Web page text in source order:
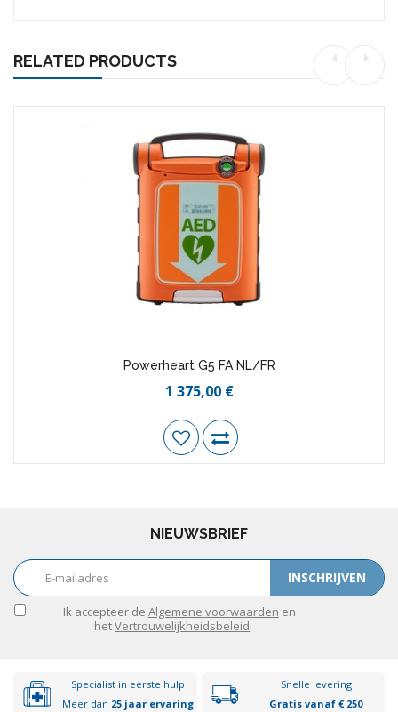
RELATED PRODUCTS
Powerheart G5 FA NL/FR
1 375,00 €
NIEUWSBRIEF
INSCHRIJVEN
Ik accepteer de Algemene voorwaarden en
hetVertrouwelijkheidsbeleid.
Specialist in eerste hulp
Meer dan 25 jaar ervaring
Snelle levering
Gratis vanaf € 250